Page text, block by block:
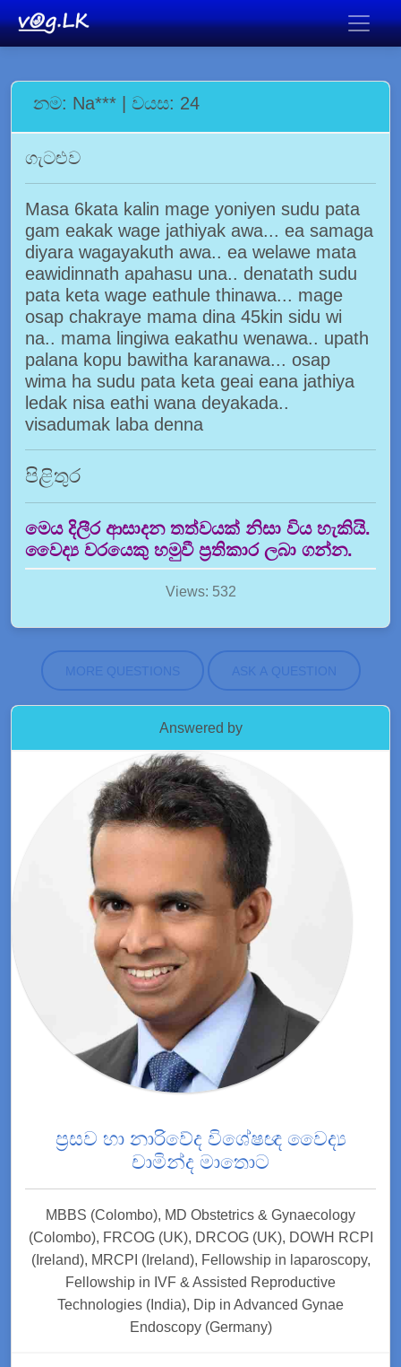
නම: Na*** | වයස: 24
ගැටළුව
Masa 6kata kalin mage yoniyen sudu pata
gam eakak wage jathiyak awa... ea samaga
diyara wagayakuth awa.. ea welawe mata
eawidinnath apahasu una.. denatath sudu
pata keta wage eathule thinawa... mage
osap chakraye mama dina 45kin sidu wi
na.. mama lingiwa eakathu wenawa.. upath
palana kopu bawitha karanawa... osap
wima ha sudu pata keta geai eana jathiya
ledak nisa eathi wana deyakada..
visadumak laba denna
පිළිතුර
මෙය දිලීර ආසාදන තත්වයක් නිසා විය හැකියි.
වෛද්‍ය වරයෙකු හමුවී ප්‍රතිකාර ලබා ගන්න.
Views: 532
MORE QUESTIONS ASK A QUESTION
Answered by
ප්‍රසව හා නාරිවේද විශේෂඥ වෛද්‍ය
චාමින්ද මාතොට
MBBS (Colombo), MD Obstetrics & Gynaecology
(Colombo), FRCOG (UK), DRCOG (UK), DOWH RCPI
(Ireland), MRCPI (Ireland), Fellowship in laparoscopy,
Fellowship in IVF & Assisted Reproductive
Technologies (India), Dip in Advanced Gynae
Endoscopy (Germany)